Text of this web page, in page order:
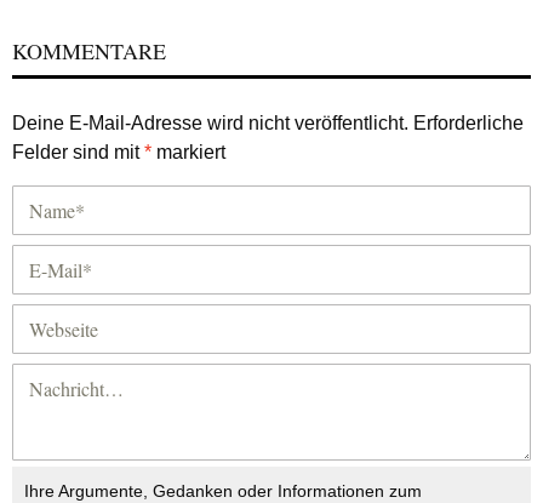
KOMMENTARE
Deine E-Mail-Adresse wird nicht veröffentlicht. Erforderliche
Felder sind mit* markiert
Ihre Argumente, Gedanken oder Informationen zum